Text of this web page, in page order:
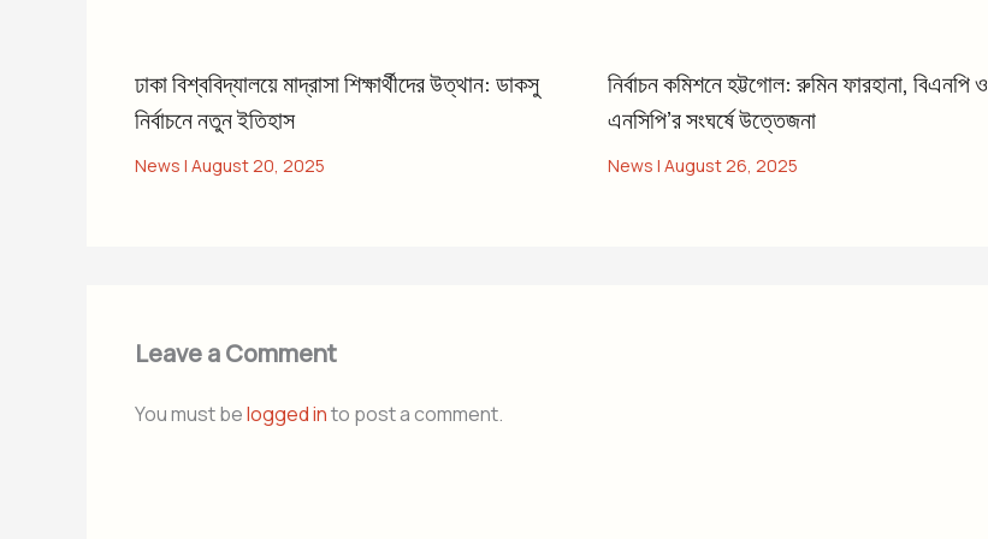
ঢাকা বিশ্ববিদ্যালয়ে মাদ্রাসা শিক্ষার্থীদের উত্থান: ডাকসু
নির্বাচনে নতুন ইতিহাস
News | August 20, 2025
নির্বাচন কমিশনে হট্টগোল: রুমিন ফারহানা, বিএনপি ও
এনসিপি’র সংঘর্ষে উত্তেজনা
News | August 26, 2025
Leave a Comment
You must belogged into post a comment.